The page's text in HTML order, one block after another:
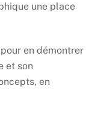
une place
en démontrer
et son
en